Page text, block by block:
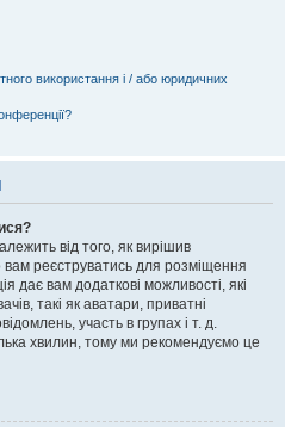
використання і / або юридичних
від того, як вирішив
реєструватись для розміщення
дає вам додаткові можливості, які
такі як аватари, приватні
участь в групах і т. д.
хвилин, тому ми рекомендуємо це